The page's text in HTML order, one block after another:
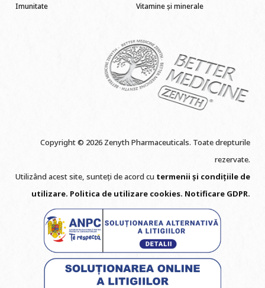
Imunitate
Vitamine și minerale
Copyright © 2026 Zenyth Pharmaceuticals. Toate drepturile
rezervate.
Utilizând acest site, sunteți de acord cu termenii și condițiile de
utilizare. Politica de utilizare cookies. Notificare GDPR.